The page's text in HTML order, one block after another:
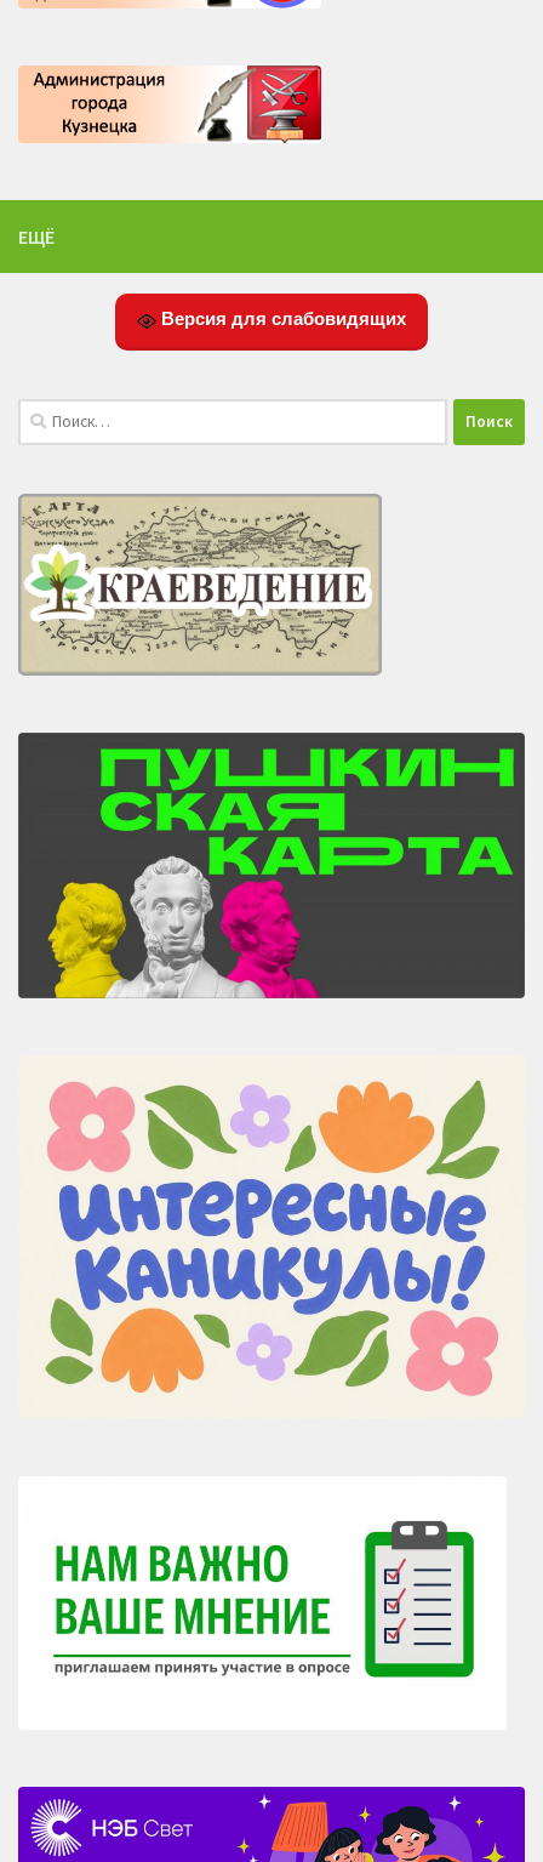
ЕЩЁ
Версия для слабовидящих
Найти: